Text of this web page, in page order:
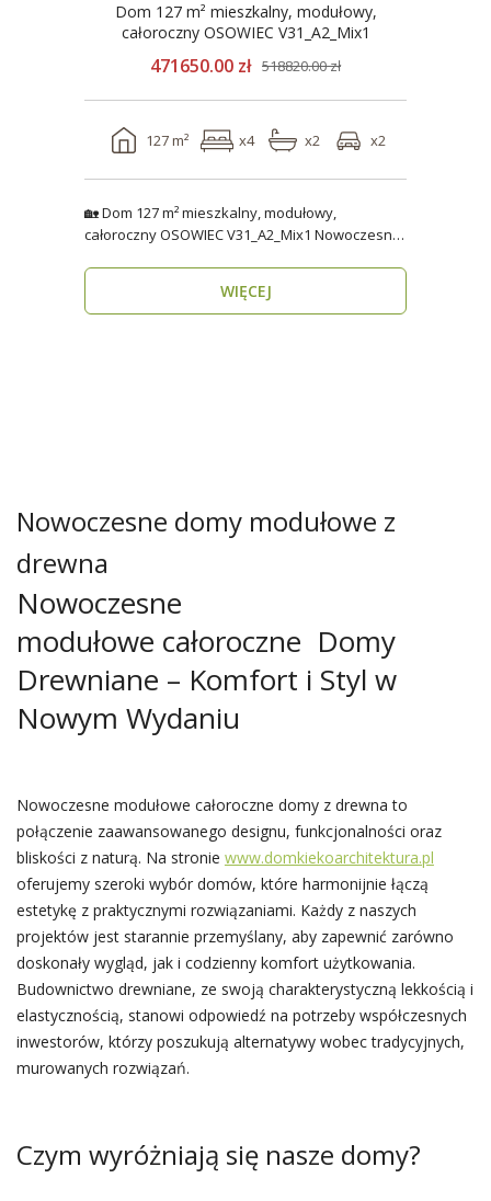
Dom 127 m² mieszkalny, modułowy,
całoroczny OSOWIEC V31_A2_Mix1
471650.00 zł 518820.00 zł
127 m² x4 x2 x2
🏡 Dom 127 m² mieszkalny, modułowy,
całoroczny OSOWIEC V31_A2_Mix1 Nowoczesny,
WIĘCEJ
Nowoczesne domy modułowe z
drewna
Nowoczesne
modułowe całoroczne Domy
Drewniane – Komfort i Styl w
Nowym Wydaniu
Nowoczesne modułowe całoroczne domy z drewna to
połączenie zaawansowanego designu, funkcjonalności oraz
bliskości z naturą. Na stronie www.domkiekoarchitektura.pl
oferujemy szeroki wybór domów, które harmonijnie łączą
estetykę z praktycznymi rozwiązaniami. Każdy z naszych
projektów jest starannie przemyślany, aby zapewnić zarówno
doskonały wygląd, jak i codzienny komfort użytkowania.
Budownictwo drewniane, ze swoją charakterystyczną lekkością i
elastycznością, stanowi odpowiedź na potrzeby współczesnych
inwestorów, którzy poszukują alternatywy wobec tradycyjnych,
murowanych rozwiązań.
Czym wyróżniają się nasze domy?